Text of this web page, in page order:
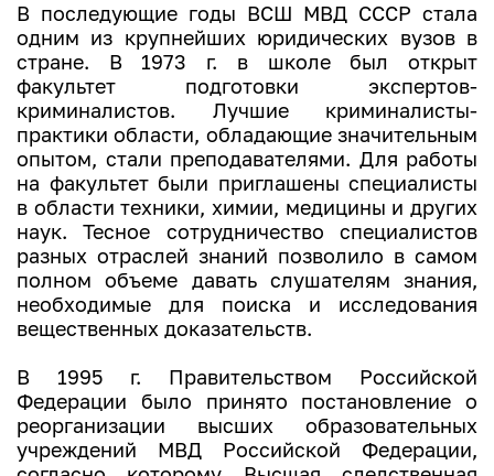
В последующие годы ВСШ МВД СССР стала
одним из крупнейших юридических вузов в
стране. В 1973 г. в школе был открыт
факультет подготовки экспертов-
криминалистов. Лучшие криминалисты-
практики области, обладающие значительным
опытом, стали преподавателями. Для работы
на факультет были приглашены специалисты
в области техники, химии, медицины и других
наук. Тесное сотрудничество специалистов
разных отраслей знаний позволило в самом
полном объеме давать слушателям знания,
необходимые для поиска и исследования
вещественных доказательств.
В 1995 г. Правительством Российской
Федерации было принято постановление о
реорганизации высших образовательных
учреждений МВД Российской Федерации,